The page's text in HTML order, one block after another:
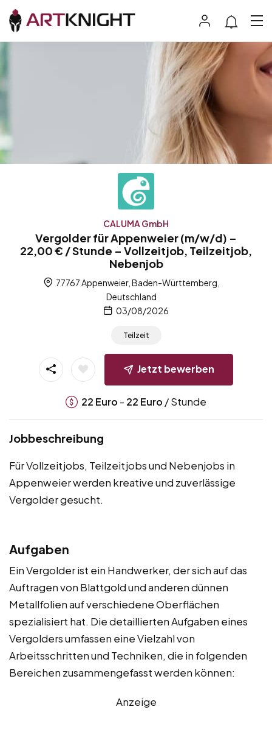
CALUMA GmbH
Vergolder für Appenweier (m/w/d) –
22,00 € / Stunde – Vollzeitjob, Teilzeitjob,
Nebenjob
77767 Appenweier, Baden-Württemberg,
Deutschland
03/08/2026
Teilzeit
Jetzt bewerben
22 Euro - 22 Euro / Stunde
Jobbeschreibung
Für Vollzeitjobs, Teilzeitjobs und Nebenjobs in
Appenweier werden kreative und zuverlässige
Vergolder gesucht.
Aufgaben
Ein Vergolder ist ein Handwerker, der sich auf das
Auftragen von Blattgold und anderen dünnen
Metallfolien auf verschiedene Oberflächen
spezialisiert hat. Die detaillierten Aufgaben eines
Vergolders umfassen eine Vielzahl von
Arbeitsschritten und Techniken, die in folgenden
Bereichen zusammengefasst werden können:
Anzeige